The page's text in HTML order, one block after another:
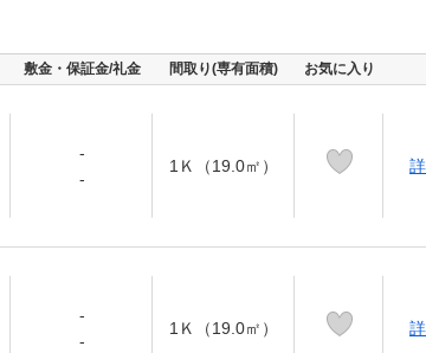
敷金・保証金/礼金 間取り(専有面積) お気に入り
-
-
1Ｋ（19.0㎡）
-
-
1Ｋ（19.0㎡）